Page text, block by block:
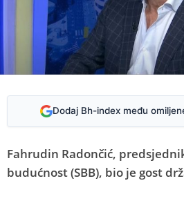
Dodaj Bh-index među
Fahrudin Radončić,
budućnost (SBB), bio je gost